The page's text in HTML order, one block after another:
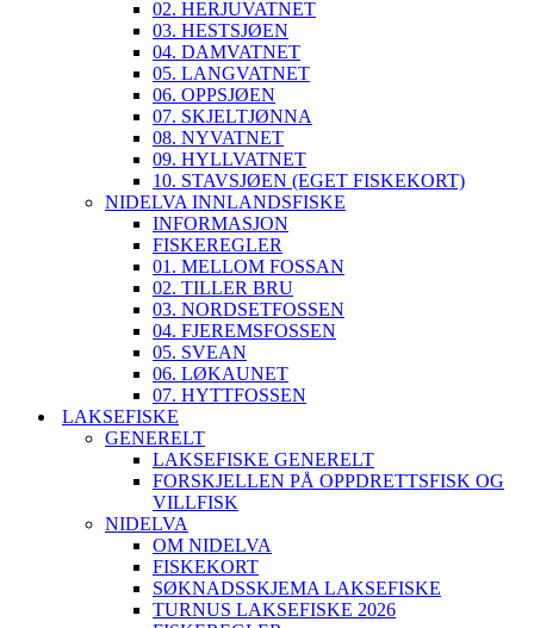
02. HERJUVATNET
03. HESTSJØEN
04. DAMVATNET
05. LANGVATNET
06. OPPSJØEN
07. SKJELTJØNNA
08. NYVATNET
09. HYLLVATNET
10. STAVSJØEN (EGET FISKEKORT)
NIDELVA INNLANDSFISKE
INFORMASJON
FISKEREGLER
01. MELLOM FOSSAN
02. TILLER BRU
03. NORDSETFOSSEN
04. FJEREMSFOSSEN
05. SVEAN
06. LØKAUNET
07. HYTTFOSSEN
LAKSEFISKE
GENERELT
LAKSEFISKE GENERELT
FORSKJELLEN PÅ OPPDRETTSFISK OG
VILLFISK
NIDELVA
OM NIDELVA
FISKEKORT
SØKNADSSKJEMA LAKSEFISKE
TURNUS LAKSEFISKE 2026